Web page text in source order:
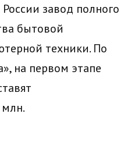
завод полного
бытовой
техники. По
на первом этапе